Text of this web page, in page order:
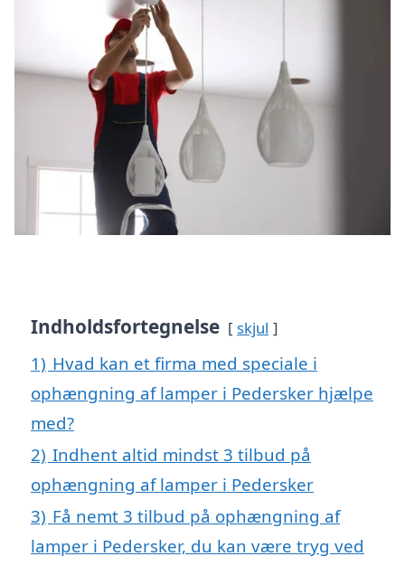
Indholdsfortegnelse skjul
1) Hvad kan et firma med speciale i
ophængning af lamper i Pedersker hjælpe
med?
2) Indhent altid mindst 3 tilbud på
ophængning af lamper i Pedersker
3) Få nemt 3 tilbud på ophængning af
lamper i Pedersker, du kan være tryg ved